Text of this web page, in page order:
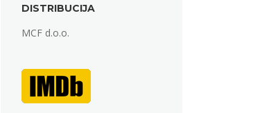
DISTRIBUCIJA
MCF d.o.o.